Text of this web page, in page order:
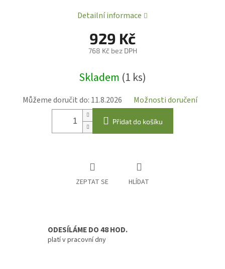
929 Kč
768 Kč bez DPH
cena:
Skladem (1 ks)
Můžeme doručit do: 11.8.2026 Možnosti doručení
Přidat do košíku
Detailní informace
ZEPTAT SE HLÍDAT
ODESÍLÁME DO 48 HOD.
platí v pracovní dny